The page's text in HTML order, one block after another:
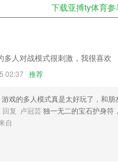
前300字、1200个常用词组、
点读发音。宝宝不仅可以认汉字
性可以分享自身的看法、心得
到同样的情况无法处理。
自己职位之外的课程，这样就能
】
的新订单分配，司机可以根据自
优势
的插本升本的一个社交圈子，并
下载亚搏ty体育
多人对战模式很刺激，我很喜欢
02:37 推荐
游戏的多人模式真是太好玩了，和
回复 卢冠芸独一无二的宝石护身符
自